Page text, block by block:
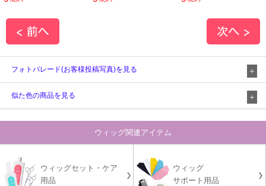
フォトパレード(お客様投稿写真)を見る
似た色の商品を見る
ウィッグ関連アイテム
ウィッグセット・ケア
用品
ウィッグ
サポート用品